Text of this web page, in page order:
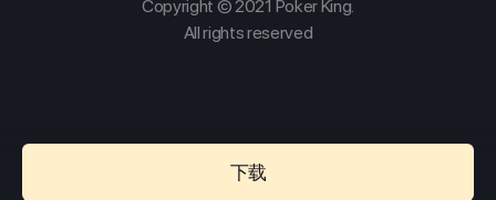
Copyright © 2021 Poker King.
All rights reserved
下载